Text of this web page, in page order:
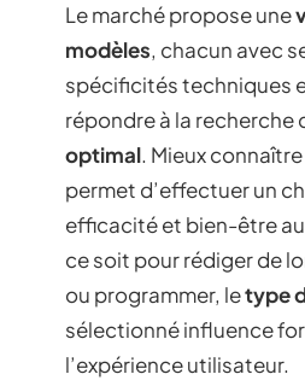
Le marché propose une
modèles, chacun avec
spécificités techniques
répondre à la recherche
optimal. Mieux
permet d’effectuer un
efficacité et bien-être
ce soit pour rédiger de
ou programmer, letype
sélectionné influence
l’expérience utilisateur.